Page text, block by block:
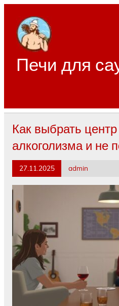
Перейти
содержимому
Печи для
Как выбрать
алкоголизма и не
27.11.2025 admin